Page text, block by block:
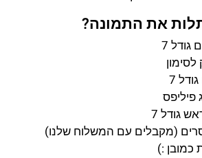
את התמונה?
גודל 7
(מקבלים עם המשלוח שלנו)
כמובן :)